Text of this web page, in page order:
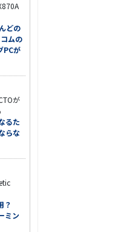
どの
ムの
PCが
が
るた
らな
？
ミン